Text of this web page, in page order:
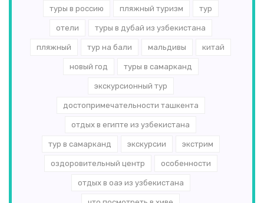
туры в россию пляжный туризм тур
отели туры в дубай из узбекистана
пляжный тур на бали мальдивы китай
новый год туры в самарканд
экскурсионный тур
достопримечательности ташкента
отдых в египте из узбекистана
тур в самарканд экскурсии экстрим
оздоровительный центр особенности
отдых в оаэ из узбекистана